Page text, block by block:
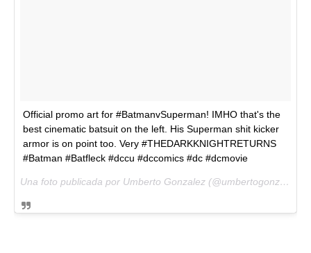
Official promo art for #BatmanvSuperman! IMHO that's the
best cinematic batsuit on the left. His Superman shit kicker
armor is on point too. Very #THEDARKKNIGHTRETURNS
#Batman #Batfleck #dccu #dccomics #dc #dcmovie
Una foto publicada por Umberto Gonzalez (@umbertogonzalez) el